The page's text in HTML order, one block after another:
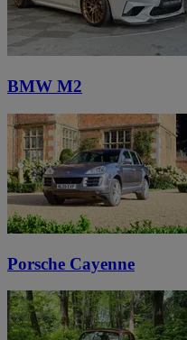
BMW M2
Porsche Cayenne